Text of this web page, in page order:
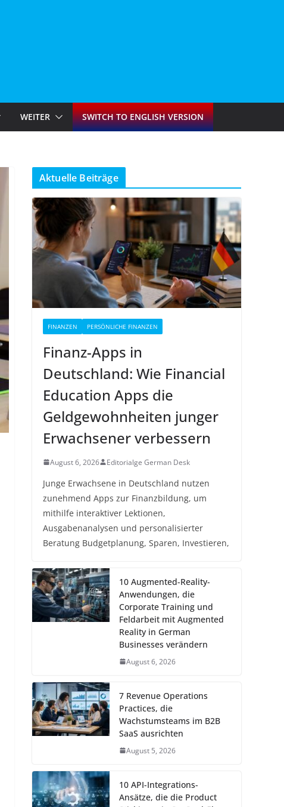
WEITER SWITCH TO ENGLISH VERSION
Aktuelle Beiträge
FINANZEN PERSÖNLICHE FINANZEN
Finanz-Apps in
Deutschland: Wie Financial
Education Apps die
Geldgewohnheiten junger
Erwachsener verbessern
August 6, 2026 Editorialge German Desk
Junge Erwachsene in Deutschland nutzen
zunehmend Apps zur Finanzbildung, um
mithilfe interaktiver Lektionen,
Ausgabenanalysen und personalisierter
Beratung Budgetplanung, Sparen, Investieren,
10 Augmented-Reality-
Anwendungen, die
Corporate Training und
Feldarbeit mit Augmented
Reality in German
Businesses verändern
August 6, 2026
7 Revenue Operations
Practices, die
Wachstumsteams im B2B
SaaS ausrichten
August 5, 2026
10 API-Integrations-
Ansätze, die die Product